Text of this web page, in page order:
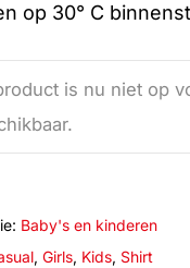
op 30° C
is nu niet op
Baby's en kinderen
,Girls, Kids, Shirt